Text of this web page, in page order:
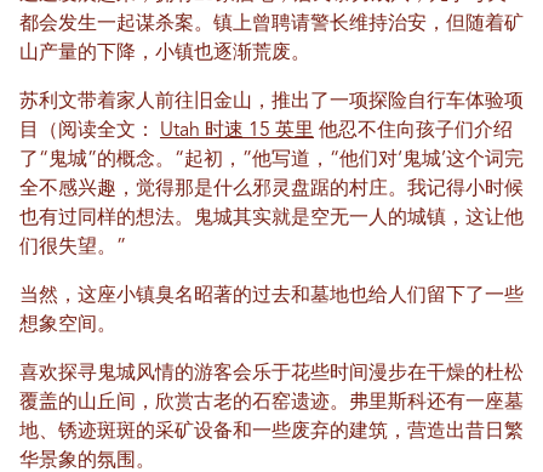
都会发生一起谋杀案。镇上曾聘请警长维持治安，但随着矿
山产量的下降，小镇也逐渐荒废。
苏利文带着家人前往旧金山，推出了一项探险自行车体验项
目（阅读全文： Utah 时速 15 英里 他忍不住向孩子们介绍
了“鬼城”的概念。“起初，”他写道，“他们对‘鬼城’这个词完
全不感兴趣，觉得那是什么邪灵盘踞的村庄。我记得小时候
也有过同样的想法。鬼城其实就是空无一人的城镇，这让他
们很失望。”
当然，这座小镇臭名昭著的过去和墓地也给人们留下了一些
想象空间。
喜欢探寻鬼城风情的游客会乐于花些时间漫步在干燥的杜松
覆盖的山丘间，欣赏古老的石窑遗迹。弗里斯科还有一座墓
地、锈迹斑斑的采矿设备和一些废弃的建筑，营造出昔日繁
华景象的氛围。